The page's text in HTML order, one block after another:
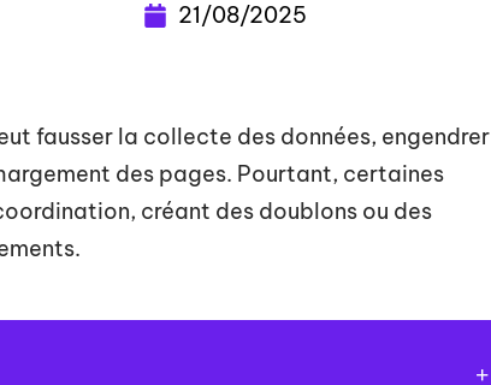
21/08/2025
fausser la collecte des données, engendrer
des pages. Pourtant, certaines
créant des doublons ou des